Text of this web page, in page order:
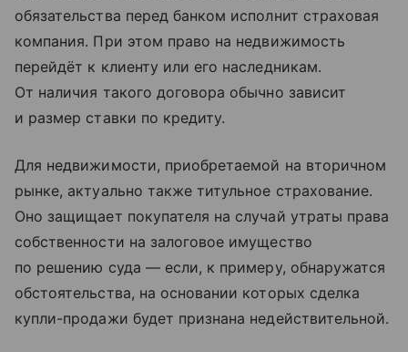
обязательства перед банком исполнит страховая
компания. При этом право на недвижимость
перейдёт к клиенту или его наследникам.
От наличия такого договора обычно зависит
и размер ставки по кредиту.
Для недвижимости, приобретаемой на вторичном
рынке, актуально также титульное страхование.
Оно защищает покупателя на случай утраты права
собственности на залоговое имущество
по решению суда — если, к примеру, обнаружатся
обстоятельства, на основании которых сделка
купли-продажи будет признана недействительной.